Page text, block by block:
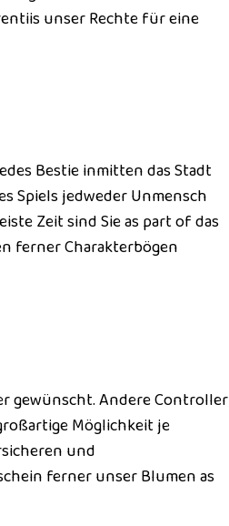
unser Rechte für eine
Bestie inmitten das Stadt
Spiels jedweder Unmensch
Zeit sind Sie as part of das
ferner Charakterbögen
gewünscht. Andere Controller
Möglichkeit je
und
ferner unser Blumen as